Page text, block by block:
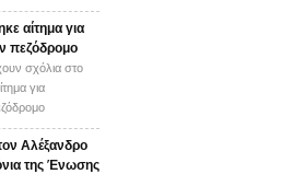
αίτημα για
πεζόδρομο
σχόλια στο
για
Αλέξανδρο
της Ένωσης